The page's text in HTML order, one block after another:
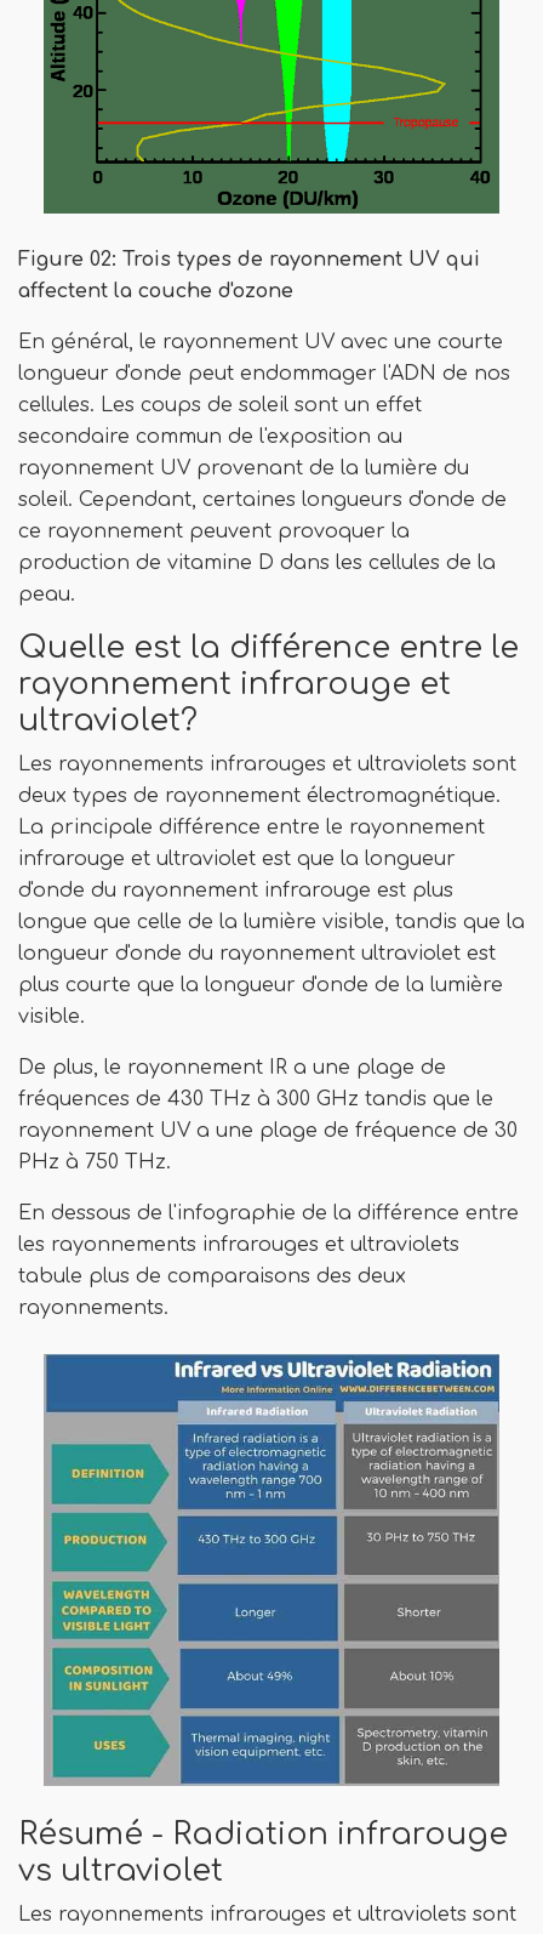
Figure 02: Trois types de rayonnement UV qui
affectent la couche d'ozone
En général, le rayonnement UV avec une courte
longueur d'onde peut endommager l'ADN de nos
cellules. Les coups de soleil sont un effet
secondaire commun de l'exposition au
rayonnement UV provenant de la lumière du
soleil. Cependant, certaines longueurs d'onde de
ce rayonnement peuvent provoquer la
production de vitamine D dans les cellules de la
peau.
Quelle est la différence entre le
rayonnement infrarouge et
ultraviolet?
Les rayonnements infrarouges et ultraviolets sont
deux types de rayonnement électromagnétique.
La principale différence entre le rayonnement
infrarouge et ultraviolet est que la longueur
d'onde du rayonnement infrarouge est plus
longue que celle de la lumière visible, tandis que la
longueur d'onde du rayonnement ultraviolet est
plus courte que la longueur d'onde de la lumière
visible.
De plus, le rayonnement IR a une plage de
fréquences de 430 THz à 300 GHz tandis que le
rayonnement UV a une plage de fréquence de 30
PHz à 750 THz.
En dessous de l'infographie de la différence entre
les rayonnements infrarouges et ultraviolets
tabule plus de comparaisons des deux
rayonnements.
Résumé - Radiation infrarouge
vs ultraviolet
Les rayonnements infrarouges et ultraviolets sont